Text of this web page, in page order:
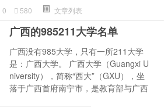
0 580 文章列表
广西的985211大学名单
广西没有985大学，只有一所211大学
是：广西大学。 广西大学（Guangxi U
niversity），简称“西大”（GXU），坐
落于广西首府南宁市，是教育部与广西